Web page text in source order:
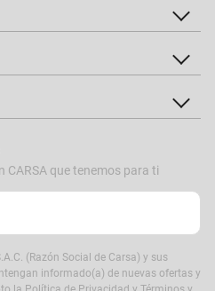
CARSA que tenemos para ti
(Razón Social de Carsa) y sus
informado(a) de nuevas ofertas y